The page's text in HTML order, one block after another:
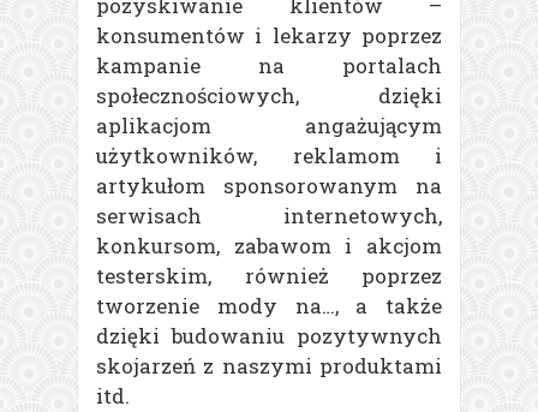
pozyskiwanie klientów –
konsumentów i lekarzy poprzez
kampanie na portalach
społecznościowych, dzięki
aplikacjom angażującym
użytkowników, reklamom i
artykułom sponsorowanym na
serwisach internetowych,
konkursom, zabawom i akcjom
testerskim, również poprzez
tworzenie mody na…, a także
dzięki budowaniu pozytywnych
skojarzeń z naszymi produktami
itd.